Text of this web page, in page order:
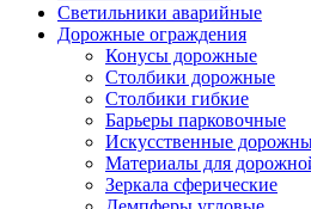
Светильники аварийные
Дорожные ограждения
Конусы дорожные
Столбики дорожные
Столбики гибкие
Барьеры парковочные
Искусственные
Материалы для
Зеркала сферические